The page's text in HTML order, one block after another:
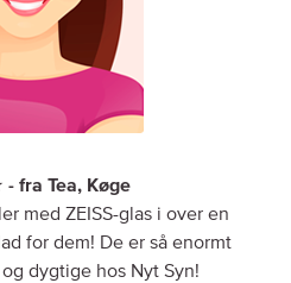
Tea, Køge
med ZEISS-glas i over en
for dem! De er så enormt
dygtige hos Nyt Syn!